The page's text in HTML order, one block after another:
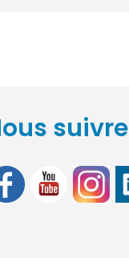
suivre